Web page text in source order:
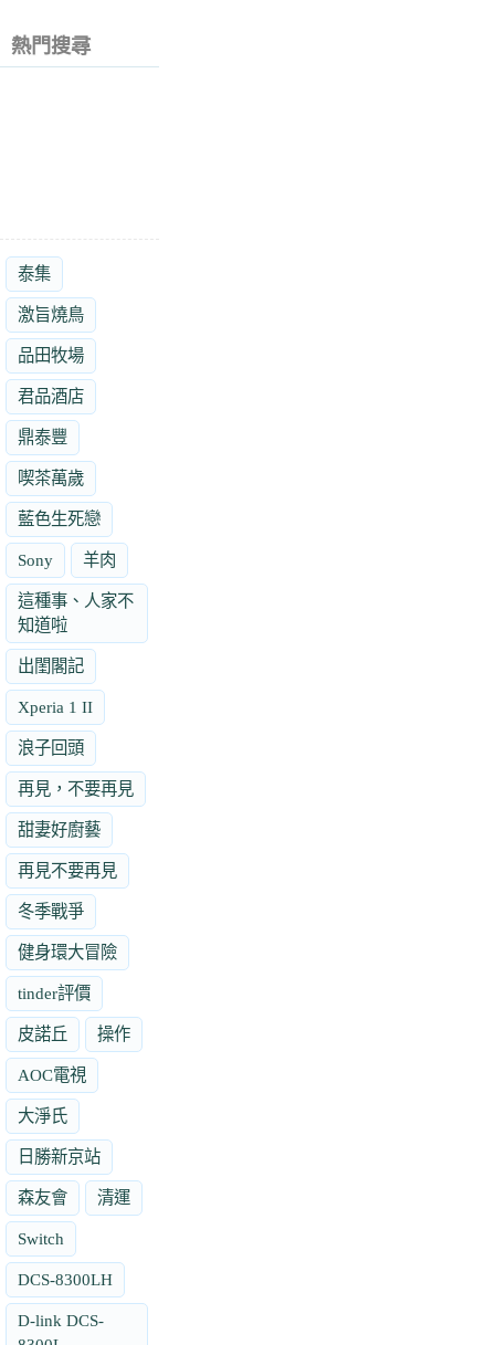
熱門搜尋
泰集
激旨燒鳥
品田牧場
君品酒店
鼎泰豐
喫茶萬歲
藍色生死戀
Sony 羊肉
這種事、人家不
知道啦
出閨閣記
Xperia 1 II
浪子回頭
再見，不要再見
甜妻好廚藝
再見不要再見
冬季戰爭
健身環大冒險
tinder評價
皮諾丘 操作
AOC電視
大淨氏
日勝新京站
森友會 清運
Switch
DCS-8300LH
D-link DCS-